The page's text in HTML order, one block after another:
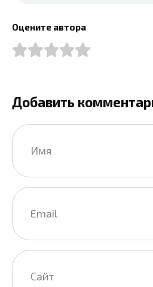
Оцените автора
Добавить
Имя
Email
Сайт